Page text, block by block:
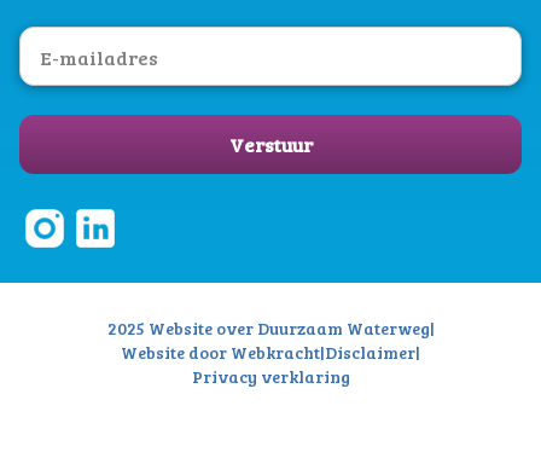
Verstuur
2025 Website over Duurzaam Waterweg|
Website door Webkracht|Disclaimer|
Privacy verklaring